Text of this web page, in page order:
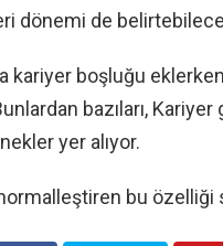
dönemi de
kariyer boşluğu
bazıları, Kariyer
yer alıyor.
bu özelliği